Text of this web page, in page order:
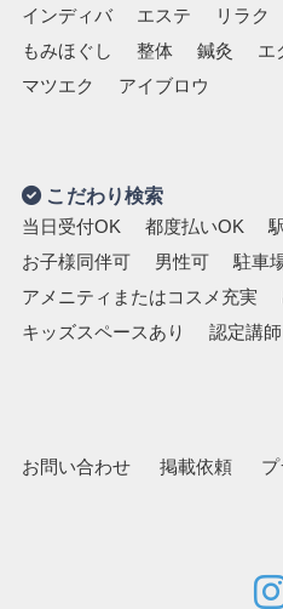
インディバ エステ リラク
もみほぐし
整体 鍼灸 エ
マツエク
アイブロウ
こだわり検索
当日受付OK 都度払いOK
お子様同伴可
男性可
駐車
アメニティまたはコスメ充実
キッズスペースあり
認定講師
お問い合わせ 掲載依頼